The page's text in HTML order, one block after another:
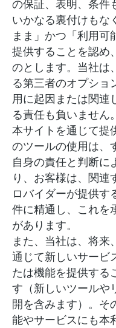
の保証、表明、条件
いかなる裏付けもな
まま」かつ「利用可
提供することを認め
のとします。当社は
る第三者のオプショ
用に起因または関連
る責任も負いません。
本サイトを通じて提
のツールの使用は、
自身の責任と判断に
り、お客様は、関連
ロバイダーが提供す
件に精通し、これを
があります。
また、当社は、将来
通じて新しいサービ
たは機能を提供する
す（新しいツールや
開を含みます）。そ
能やサービスにも本